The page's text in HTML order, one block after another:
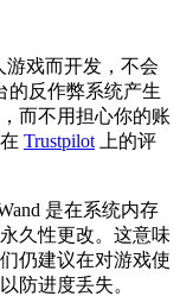
游戏而开发，不会
的反作弊系统产生
而不用担心你的账
Trustpilot 上的评
是在系统内存
久性更改。这意味
仍建议在对游戏使
防进度丢失。